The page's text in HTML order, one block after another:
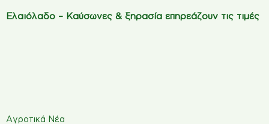
Ελαιόλαδο – Καύσωνες & ξηρασία επηρεάζουν τις τιμές
Αγροτικά Νέα